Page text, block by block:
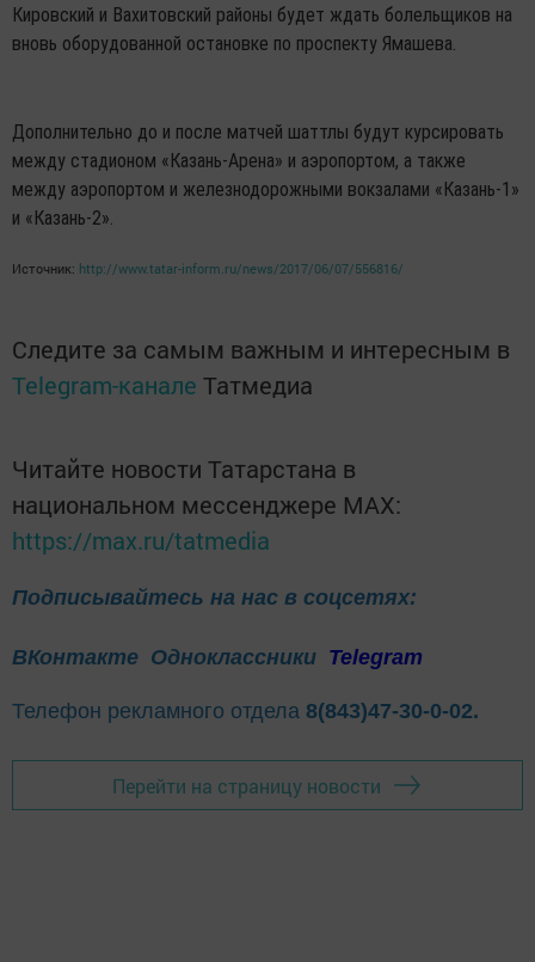
Кировский и Вахитовский районы будет ждать болельщиков на
вновь оборудованной остановке по проспекту Ямашева.
Дополнительно до и после матчей шаттлы будут курсировать
между стадионом «Казань-Арена» и аэропортом, а также
между аэропортом и железнодорожными вокзалами «Казань-1»
и «Казань-2».
Источник: http://www.tatar-inform.ru/news/2017/06/07/556816/
Следите за самым важным и интересным в
Telegram-канале Татмедиа
Читайте новости Татарстана в
национальном мессенджере MАХ:
https://max.ru/tatmedia
Подписывайтесь на нас в соцсетях:
ВКонтакте Одноклассники Telegram
Телефон рекламного отдела 8(843)47-30-0-02.
Перейти на страницу новости